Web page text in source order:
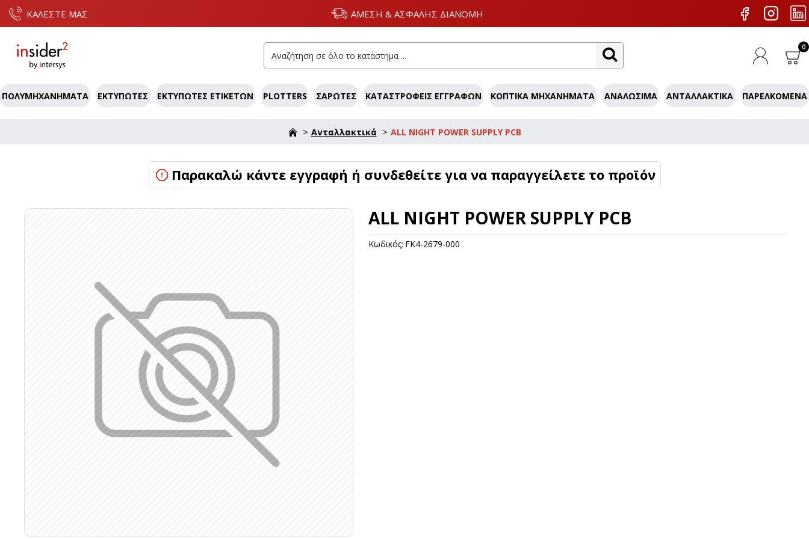
ΚΑΛΕΣΤΕ ΜΑΣ ΑΜΕΣΗ & ΑΣΦΑΛΗΣ ΔΙΑΝΟΜΗ
0
ΠΟΛΥΜΗΧΑΝΉΜΑΤΑ ΕΚΤΥΠΩΤΈΣ ΕΚΤΥΠΩΤΈΣ ΕΤΙΚΕΤΏΝ PLOTTERS ΣΑΡΩΤΈΣ ΚΑΤΑΣΤΡΟΦΕΊΣ ΕΓΓΡΆΦΩΝ ΚΟΠΤΙΚΆ ΜΗΧΑΝΉΜΑΤΑ ΑΝΑΛΏΣΙΜΑ ΑΝΤΑΛΛΑΚΤΙΚΆ ΠΑΡΕΛΚΌΜΕΝΑ
Ανταλλακτικά ALL NIGHT POWER SUPPLY PCB
Παρακαλώ κάντε εγγραφή ή συνδεθείτε για να παραγγείλετε το προϊόν
ALL NIGHT POWER SUPPLY PCB
Κωδικός: FK4-2679-000